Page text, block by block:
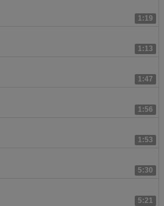
1:19
1:13
1:47
1:56
1:53
5:30
5:21